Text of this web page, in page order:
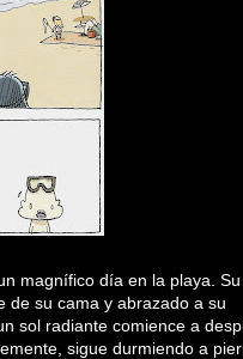
magnífico día en la playa. Su
de su cama y abrazado a su
sol radiante comience a
sigue durmiendo a